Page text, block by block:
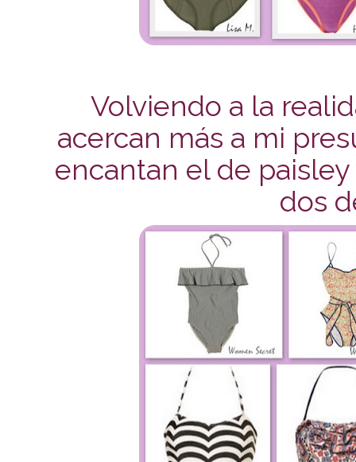
Volviendo a la
acercan más a mi
encantan el de
dos